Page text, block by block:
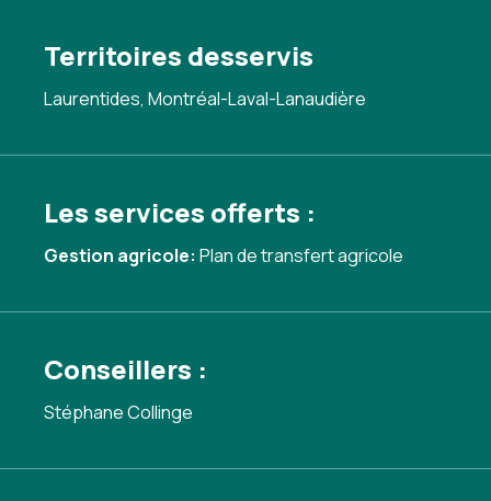
Territoires desservis
Laurentides, Montréal-Laval-Lanaudière
Les services offerts :
Gestion agricole: Plan de transfert agricole
Conseillers :
Stéphane Collinge